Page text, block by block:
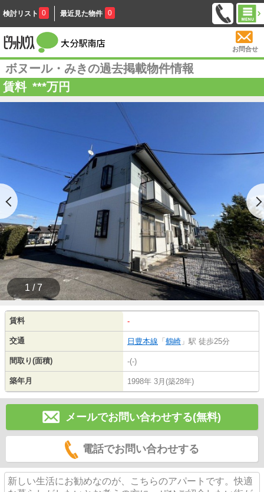
検討リスト 0 最近見た物件 0
お問合せ
ボヌール・みきの過去掲載物件情報
賃料 ***万円
1 / 7
賃料 -
交通 日豊本線 「 鶴崎 」駅 徒歩25分
間取り(面積) -(-)
築年月 1998年 3月(築28年)
メールでお問い合わせする(無料)
電話でお問い合わせする
新しい生活にお勧めなのが、こちらのアパートです。快適